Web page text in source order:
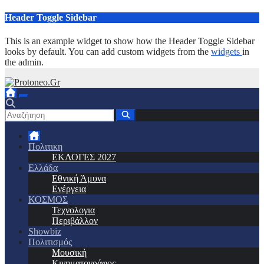
Μετάβαση
περιεχόμενο
Header Toggle Sidebar
This is an example widget to show how the Header Toggle Sidebar
looks by default. You can add custom widgets from the widgets in
the admin.
Πολιτικη
ΕΚΛΟΓΕΣ 2027
Ελλάδα
Εθνική Άμυνα
Ενέργεια
ΚΟΣΜΟΣ
Τεχνολογια
Περιβάλλον
Showbiz
Πολιτισμός
Μουσική